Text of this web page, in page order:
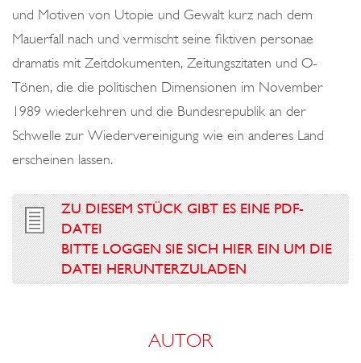
und Motiven von Utopie und Gewalt kurz nach dem
Mauerfall nach und vermischt seine fiktiven personae
dramatis mit Zeitdokumenten, Zeitungszitaten und O-
Tönen, die die politischen Dimensionen im November
1989 wiederkehren und die Bundesrepublik an der
Schwelle zur Wiedervereinigung wie ein anderes Land
erscheinen lassen.
ZU DIESEM STÜCK GIBT ES EINE PDF-
DATEI
BITTE LOGGEN SIE SICH HIER EIN UM DIE
DATEI HERUNTERZULADEN
AUTOR